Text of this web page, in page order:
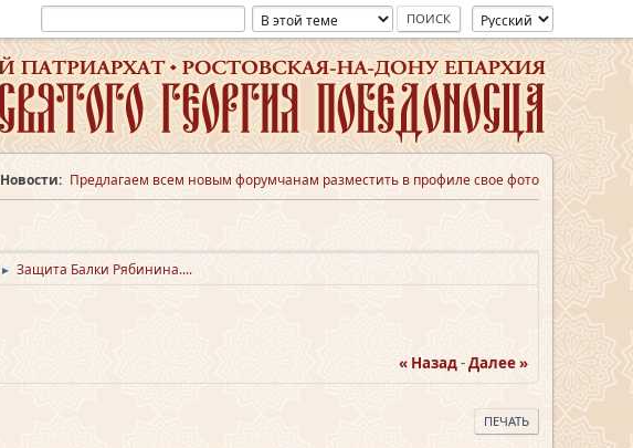
Новости: Предлагаем всем новым форумчанам разместить в профиле свое фото
► Защита Балки Рябинина....
« Назад-Далее »
ПЕЧАТЬ